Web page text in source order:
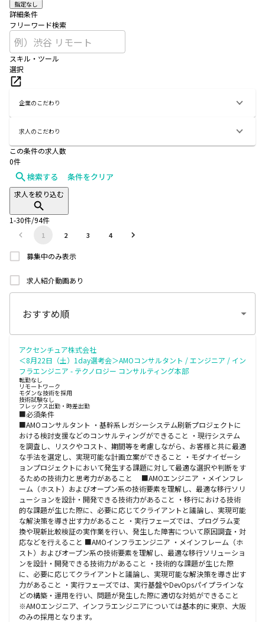
指定なし
詳細条件
フリーワード検索
スキル・ツール
選択
企業のこだわり
求人のこだわり
この条件の求人数
0件
検索する 条件をクリア
求人を絞り込む
1-30件/94件
1 2 3 4
募集中のみ表示
求人紹介動画あり
アクセンチュア株式会社
＜8月22日（土）1day選考会＞AMOコンサルタント / エンジニア / イン
フラエンジニア - テクノロジー コンサルティング本部
転勤なし
リモートワーク
モダンな技術を採用
技術試験なし
フレックス出勤・時差出勤
■必須条件
■AMOコンサルタント ・基幹系レガシーシステム刷新プロジェクトに
おける検討支援などのコンサルティングができること ・現行システム
を調査し、リスクやコスト、期間等を考慮しながら、お客様と共に最適
な手法を選定し、実現可能な計画立案ができること ・モダナイゼーシ
ョンプロジェクトにおいて発生する課題に対して最適な選択や判断をす
るための技術力と思考力があること ■AMOエンジニア ・メインフレ
ーム（ホスト）およびオープン系の技術要素を理解し、最適な移行ソリ
ューションを設計・開発できる技術力があること ・移行における技術
的な課題が生じた際に、必要に応じてクライアントと議論し、実現可能
な解決策を導き出す力があること ・実行フェーズでは、プログラム変
換や現新比較検証の実作業を行い、発生した障害について原因調査・対
応などを行えること ■AMOインフラエンジニア ・メインフレーム（ホ
スト）およびオープン系の技術要素を理解し、最適な移行ソリューショ
ンを設計・開発できる技術力があること ・技術的な課題が生じた際
に、必要に応じてクライアントと議論し、実現可能な解決策を導き出す
力があること ・実行フェーズでは、実行基盤やDevOpsパイプラインな
どの構築・運用を行い、問題が発生した際に適切な対処ができること
※AMOエンジニア、インフラエンジニアについては基本的に東京、大阪
のみの採用となります。